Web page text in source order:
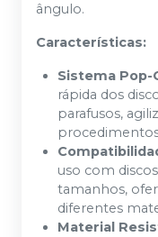
ângulo.
Características:
Sistema Pop-
rápida dos
parafusos,
uso com
tamanhos,
diferentes
Material